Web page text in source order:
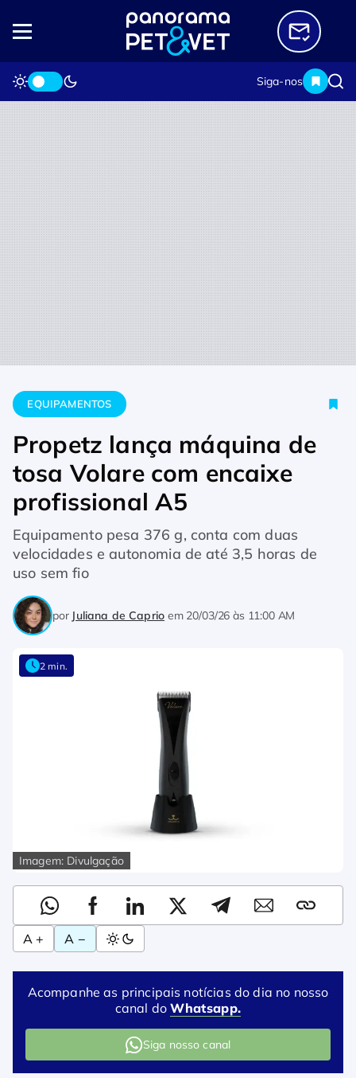
Siga-nos
Home Equipamentos Propetz lança máquina de tosa
EQUIPAMENTOS
Propetz lança máquina de
tosa Volare com encaixe
profissional A5
Equipamento pesa 376 g, conta com duas
velocidades e autonomia de até 3,5 horas de
uso sem fio
por Juliana de Caprio em 20/03/26 às 11:00 AM
Imagem: Divulgação
2 min.
A + A −
Acompanhe as principais notícias do dia no nosso
canal doWhatsapp.
Siga nosso canal